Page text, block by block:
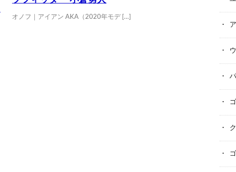
オノフ｜アイアン AKA（2020年モデ […]